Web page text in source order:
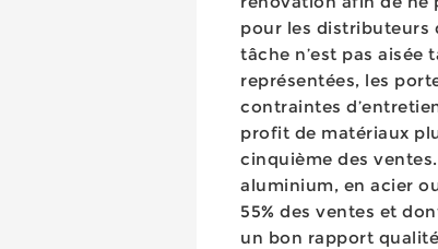
pour les distributeurs
tâche n’est pas
représentées, les
contraintes
profit de matériaux
cinquième des
aluminium, en acier
55% des ventes et
un bon rapport